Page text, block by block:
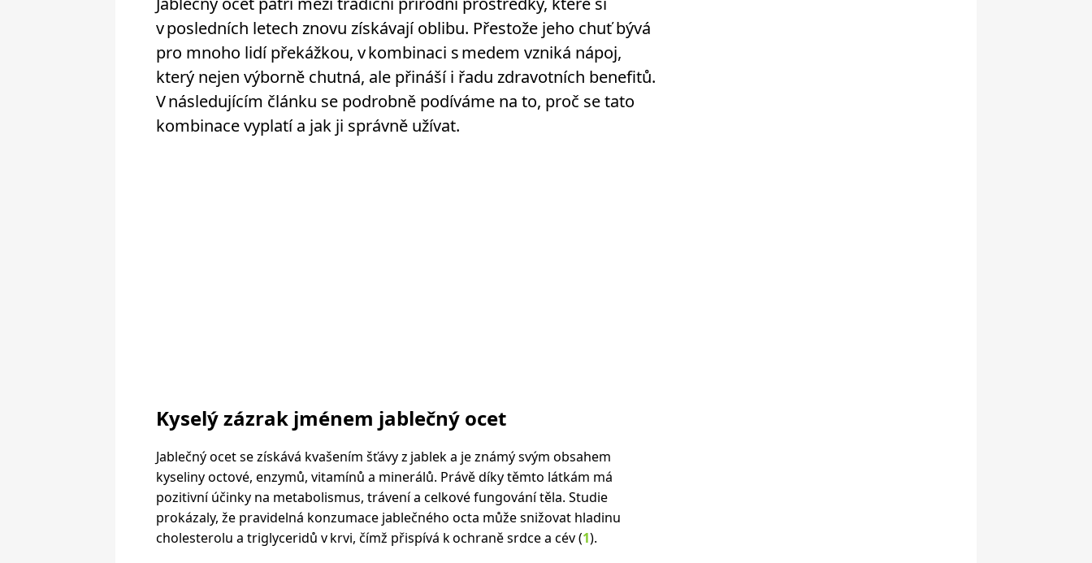
v posledních letech znovu získávají oblibu. Přestože jeho chuť bývá
pro mnoho lidí překážkou, v kombinaci s medem vzniká nápoj,
který nejen výborně chutná, ale přináší i řadu zdravotních benefitů.
V následujícím článku se podrobně podíváme na to, proč se tato
kombinace vyplatí a jak ji správně užívat.
Kyselý zázrak jménem jablečný ocet
Jablečný ocet se získává kvašením šťávy z jablek a je známý svým obsahem
kyseliny octové, enzymů, vitamínů a minerálů. Právě díky těmto látkám má
pozitivní účinky na metabolismus, trávení a celkové fungování těla. Studie
prokázaly, že pravidelná konzumace jablečného octa může snižovat hladinu
cholesterolu a triglyceridů v krvi, čímž přispívá k ochraně srdce a cév (1).